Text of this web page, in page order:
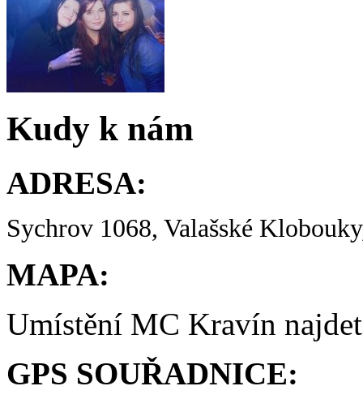
Kudy k nám
ADRESA:
Sychrov 1068, Valašské
MAPA:
Umístění MC Kravín
GPS SOUŘADNICE: